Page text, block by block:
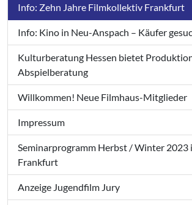
Info: Zehn Jahre Filmkollektiv Frankfurt
Info: Kino in Neu-Anspach – Käufer
Kulturberatung Hessen bietet
Abspielberatung
Willkommen! Neue Filmhaus-Mitglieder
Impressum
Seminarprogramm Herbst / Winter 2023
Frankfurt
Anzeige Jugendfilm Jury